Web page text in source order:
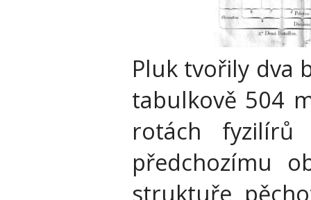
Pluk tvořily dva
tabulkově 504
rotách
předchozímu
struktuře